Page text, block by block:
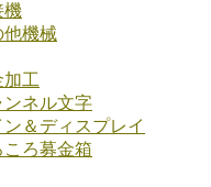
機
他機械
加工
ンネル文字
ン＆ディスプレイ
ころ募金箱